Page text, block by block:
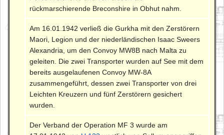
rückmarschierende Breconshire in Obhut nahm.
Am 16.01.1942 verließ die Gurkha mit den Zerstörern
Maori, Legion und der niederländischen Isaac Sweers
Alexandria, um den Convoy MW8B nach Malta zu
geleiten. Die zwei Transporter wurden auf See mit dem
bereits ausgelaufenen Convoy MW-8A
zusammengeführt, dessen zwei Transporter von drei
Leichten Kreuzern und fünf Zerstörern gesichert
wurden.
Der Verband der Operation MF 3 wurde am